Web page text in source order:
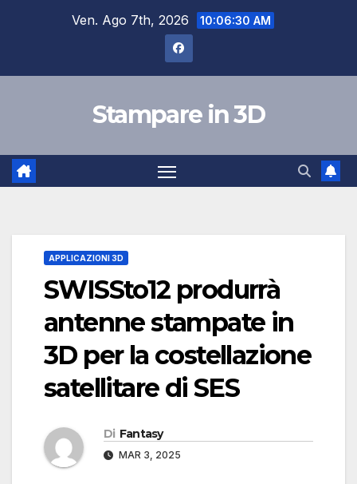
Ven. Ago 7th, 2026 10:06:31 AM
Stampare in 3D
APPLICAZIONI 3D
SWISSto12 produrrà
antenne stampate in
3D per la costellazione
satellitare di SES
Di Fantasy
MAR 3, 2025